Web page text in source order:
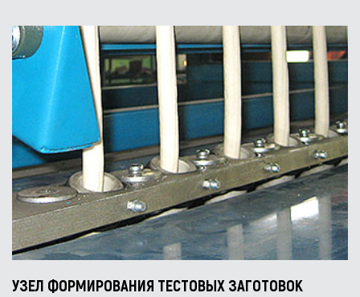
УЗЕЛ ФОРМИРОВАНИЯ ТЕСТОВЫХ ЗАГОТОВОК